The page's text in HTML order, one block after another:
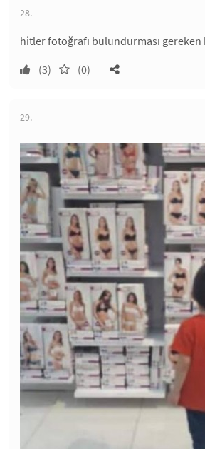
28.
hitler fotoğrafı bulundurması gereken
(3)
(0)
29.